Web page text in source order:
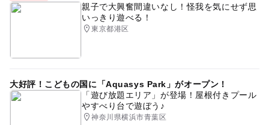
親子で大興奮間違いなし！怪我を気にせず思
いっきり遊べる！
東京都港区
大好評！こどもの国に「Aquasys Park」がオープン！
「遊び放題エリア」が登場！屋根付きプール
やすべり台で遊ぼう♪
神奈川県横浜市青葉区